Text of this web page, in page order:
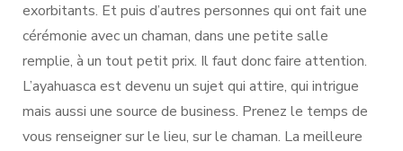
exorbitants. Et puis d’autres personnes qui ont fait une
cérémonie avec un chaman, dans une petite salle
remplie, à un tout petit prix. Il faut donc faire attention.
L’ayahuasca est devenu un sujet qui attire, qui intrigue
mais aussi une source de business. Prenez le temps de
vous renseigner sur le lieu, sur le chaman. La meilleure